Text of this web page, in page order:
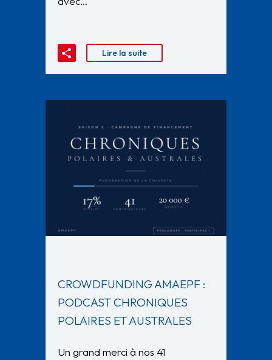
Lire la suite
CROWDFUNDING AMAEPF :
PODCAST CHRONIQUES
POLAIRES ET AUSTRALES
Un grand merci à nos 41